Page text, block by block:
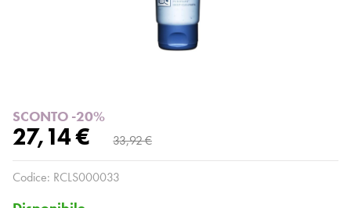
SCONTO -20%
27,14 € 33,92 €
Codice: RCLS000033